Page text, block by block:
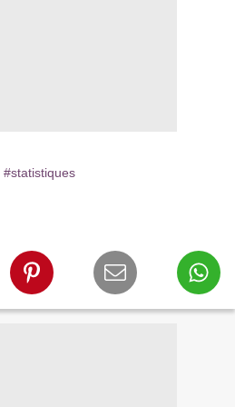
#statistiques